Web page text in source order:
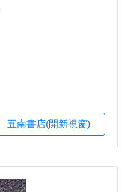
五南書店(開新視窗)